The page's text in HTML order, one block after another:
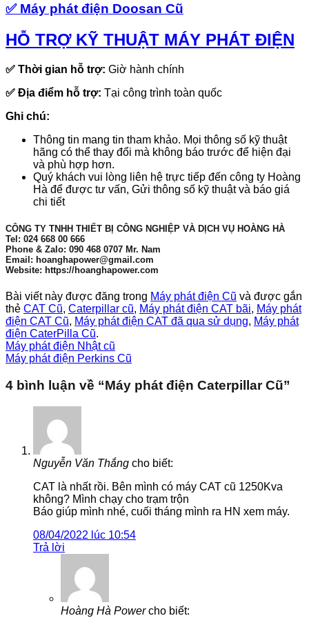
✅Máy phát điện Doosan Cũ
HỖ TRỢ KỸ THUẬT MÁY PHÁT ĐIỆN
✅ Thời gian hỗ trợ: Giờ hành chính
✅ Địa điểm hỗ trợ: Tại công trình toàn quốc
Ghi chú:
Thông tin mang tin tham khảo. Mọi thông số kỹ thuật
hãng có thể thay đổi mà không báo trước để hiện đại
và phù hợp hơn.
Quý khách vui lòng liên hệ trực tiếp đến công ty Hoàng
Hà để được tư vấn, Gửi thông số kỹ thuật và báo giá
chi tiết
CÔNG TY TNHH THIẾT BỊ CÔNG NGHIỆP VÀ DỊCH VỤ HOÀNG HÀ
Tel: 024 668 00 666
Phone & Zalo: 090 468 0707 Mr. Nam
Email: hoanghapower@gmail.com
Website: https://hoanghapower.com
Bài viết này được đăng trong Máy phát điện Cũ và được gắn
thẻ CAT Cũ, Caterpillar cũ, Máy phát điện CAT bãi, Máy phát
điện CAT Cũ, Máy phát điện CAT đã qua sử dụng, Máy phát
điện CaterPilla Cũ.
Máy phát điện Nhật cũ
Máy phát điện Perkins Cũ
4 bình luận về “Máy phát điện Caterpillar Cũ”
Nguyễn Văn Thắng cho biết:
CAT là nhất rồi. Bên mình có máy CAT cũ 1250Kva
không? Mình chạy cho trạm trộn
Báo giúp mình nhé, cuối tháng mình ra HN xem máy.
08/04/2022 lúc 10:54
Trả lời
Hoàng Hà Power cho biết: